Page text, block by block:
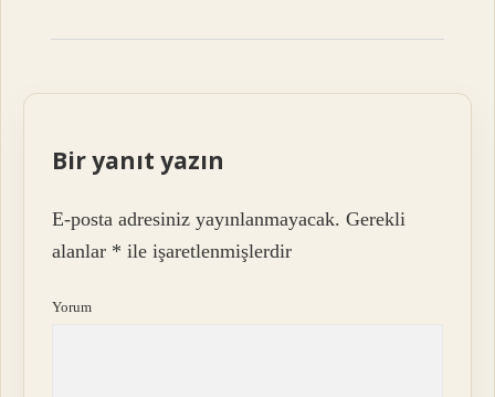
Bir yanıt yazın
E-posta adresiniz yayınlanmayacak. Gerekli
alanlar * ile işaretlenmişlerdir
Yorum